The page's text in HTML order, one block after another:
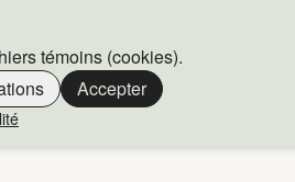
témoins (cookies).
Accepter